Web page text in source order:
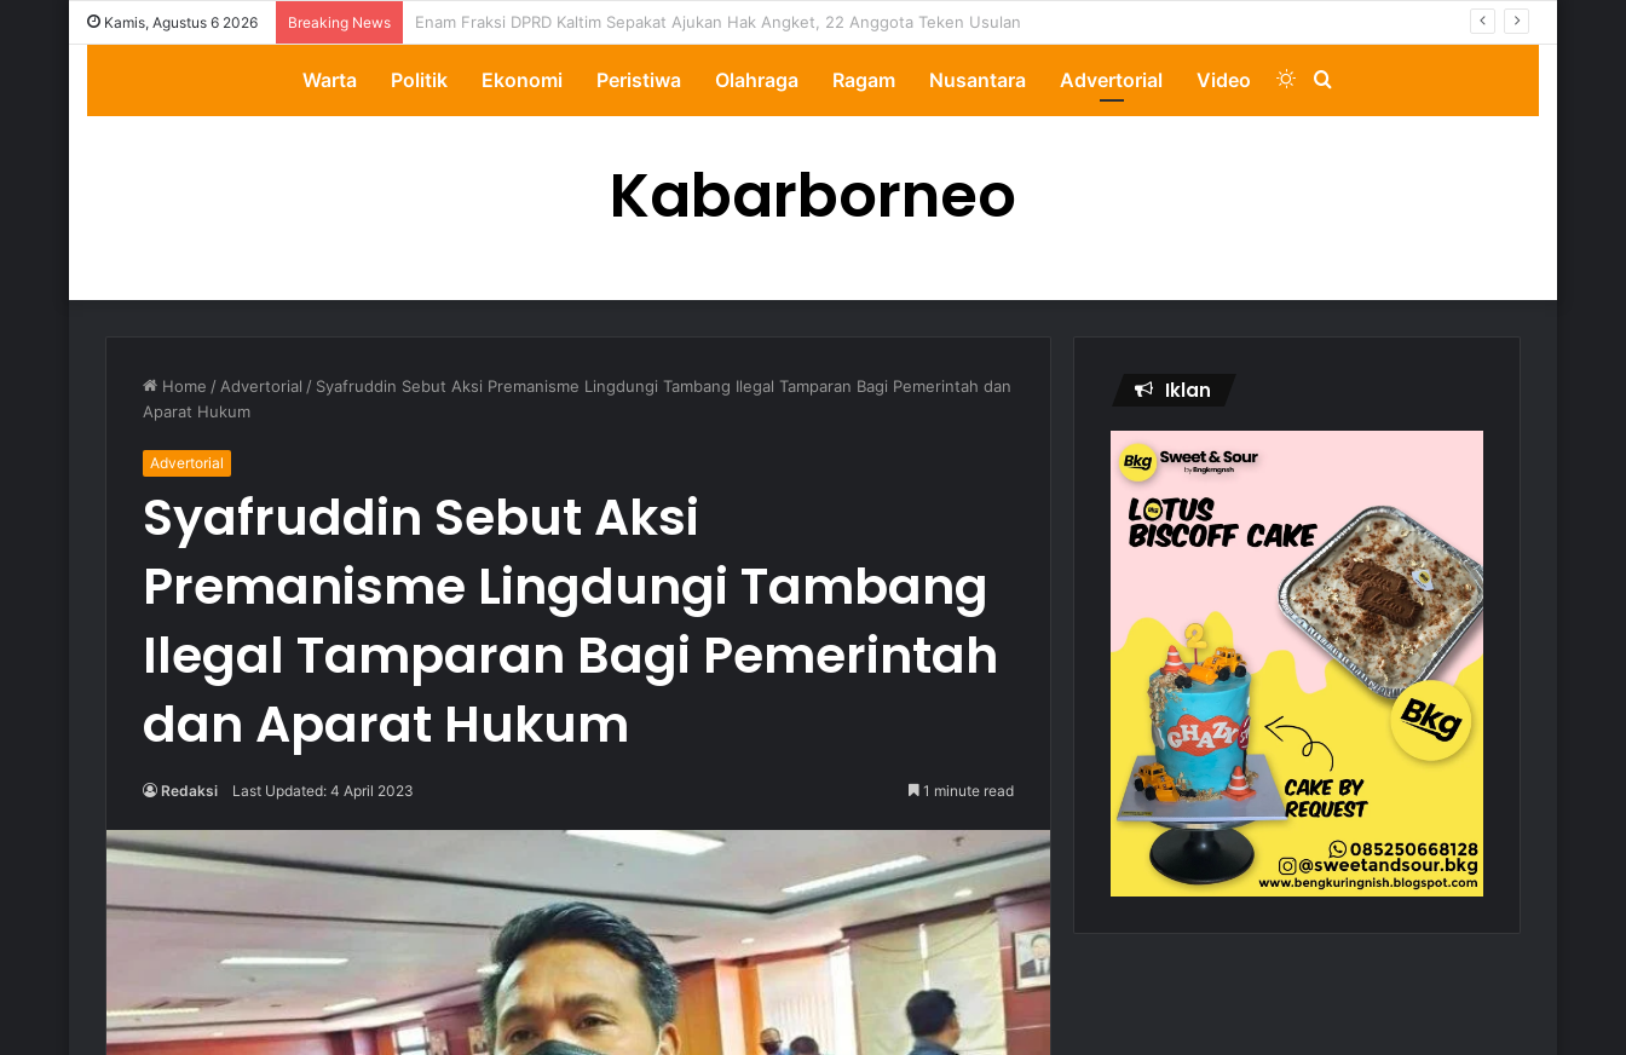
Kamis, Agustus 6 2026 Breaking News Transparansi Dipertanyakan, Pemkot Samarinda Dalami Data Kredit Macet Bankaltimtara
Warta Politik Ekonomi Peristiwa Olahraga Ragam Nusantara Advertorial Video Search
Switch
Kabarborneo
Home / Advertorial / Syafruddin Sebut Aksi Premanisme Lingdungi Tambang Ilegal Tamparan Bagi Pemerintah dan
Aparat Hukum
Advertorial
Syafruddin Sebut Aksi
Premanisme Lingdungi Tambang
Ilegal Tamparan Bagi Pemerintah
dan Aparat Hukum
Redaksi Last Updated: 4 April 2023 1 minute read
Iklan